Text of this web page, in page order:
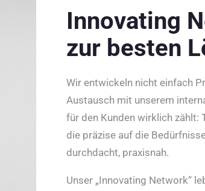
Innovating
zur besten
Wir entwickeln nicht einfach
Austausch mit unserem
für den Kunden wirklich zählt:
die präzise auf die
durchdacht, praxisnah.
Unser „Innovating Network“